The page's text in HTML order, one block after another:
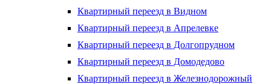
Квартирный переезд в Видном
Квартирный переезд в Апрелевке
Квартирный переезд в Долгопрудном
Квартирный переезд в Домодедово
Квартирный переезд в Железнодорожный